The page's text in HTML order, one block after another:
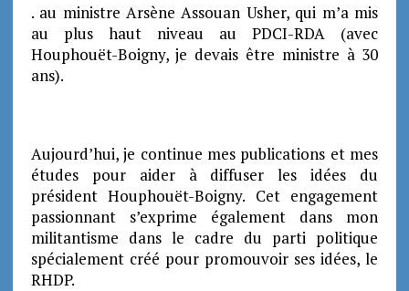
. au ministre Arsène Assouan Usher, qui m’a mis
au plus haut niveau au PDCI-RDA (avec
Houphouët-Boigny, je devais être ministre à 30
ans).
Aujourd’hui, je continue mes publications et mes
études pour aider à diffuser les idées du
président Houphouët-Boigny. Cet engagement
passionnant s’exprime également dans mon
militantisme dans le cadre du parti politique
spécialement créé pour promouvoir ses idées, le
RHDP.